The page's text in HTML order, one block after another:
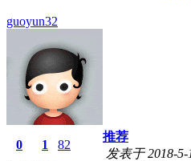
guoyun32
0 1 82
推荐
发表于 2018-5-